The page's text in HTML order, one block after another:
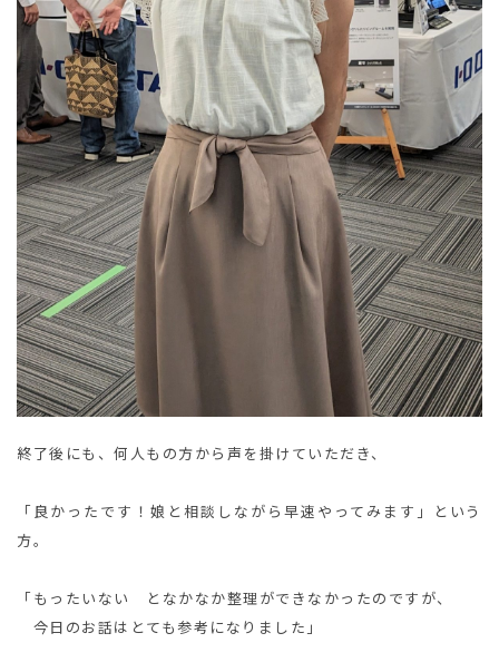
終了後にも、何人もの方から声を掛けていただき、
「良かったです！娘と相談しながら早速やってみます」という
方。
「もったいない となかなか整理ができなかったのですが、
今日のお話はとても参考になりました」